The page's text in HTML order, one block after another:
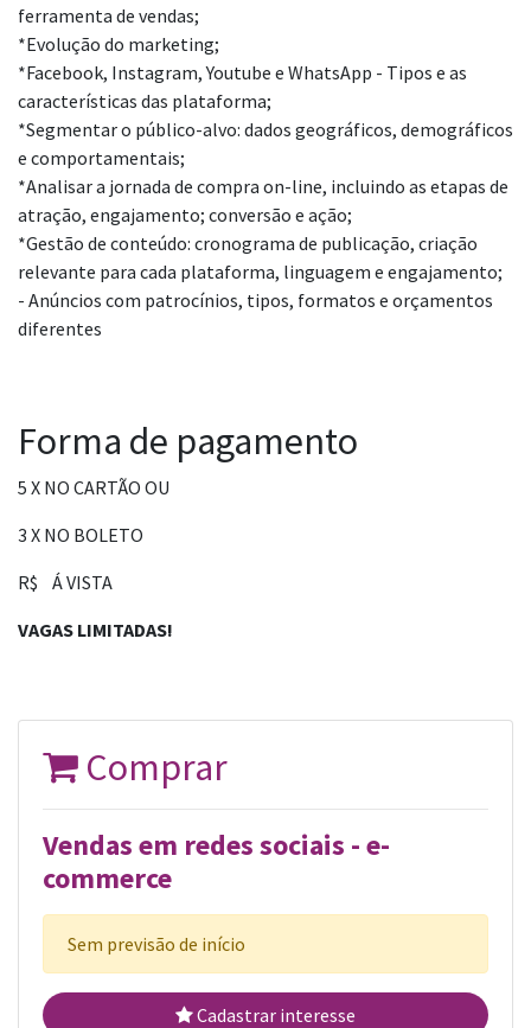
ferramenta de vendas;
*Evolução do marketing;
*Facebook, Instagram, Youtube e WhatsApp - Tipos e as
características das plataforma;
*Segmentar o público-alvo: dados geográficos, demográficos
e comportamentais;
*Analisar a jornada de compra on-line, incluindo as etapas de
atração, engajamento; conversão e ação;
*Gestão de conteúdo: cronograma de publicação, criação
relevante para cada plataforma, linguagem e engajamento;
- Anúncios com patrocínios, tipos, formatos e orçamentos
diferentes
Forma de pagamento
5 X NO CARTÃO OU
3 X NO BOLETO
R$ Á VISTA
VAGAS LIMITADAS!
Comprar
Vendas em redes sociais - e-
commerce
Sem previsão de início
Cadastrar interesse